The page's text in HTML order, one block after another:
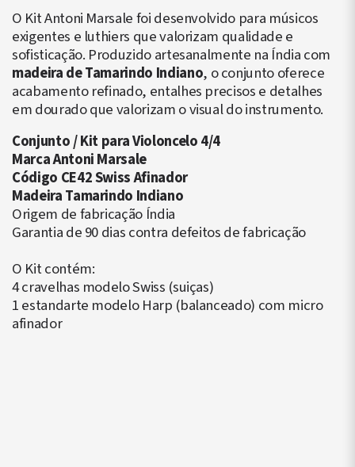
O Kit Antoni Marsale foi desenvolvido para músicos
exigentes e luthiers que valorizam qualidade e
sofisticação. Produzido artesanalmente na Índia com
madeira de Tamarindo Indiano, o conjunto oferece
acabamento refinado, entalhes precisos e detalhes
em dourado que valorizam o visual do instrumento.
Conjunto / Kit para Violoncelo 4/4
Marca Antoni Marsale
Código CE42 Swiss Afinador
Madeira Tamarindo Indiano
Origem de fabricação Índia
Garantia de 90 dias contra defeitos de fabricação
O Kit contém:
4 cravelhas modelo Swiss (suiças)
1 estandarte modelo Harp (balanceado) com micro
afinador